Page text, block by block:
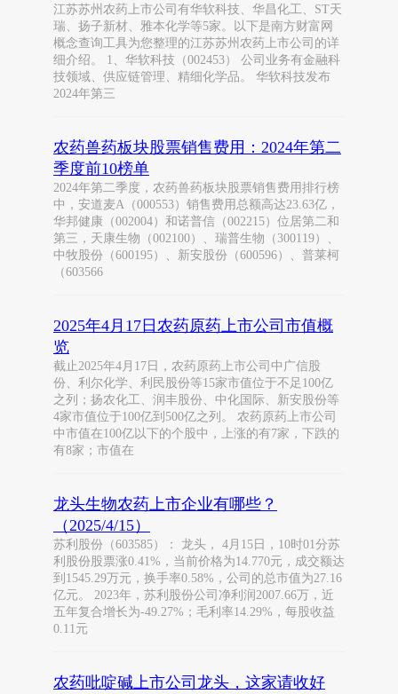
江苏苏州农药上市公司有华软科技、华昌化工、ST天
瑞、扬子新材、雅本化学等5家。以下是南方财富网
概念查询工具为您整理的江苏苏州农药上市公司的详
细介绍。 1、华软科技（002453） 公司业务有金融科
技领域、供应链管理、精细化学品。 华软科技发布
2024年第三
农药兽药板块股票销售费用：2024年第二
季度前10榜单
2024年第二季度，农药兽药板块股票销售费用排行榜
中，安道麦A（000553）销售费用总额高达23.63亿，
华邦健康（002004）和诺普信（002215）位居第二和
第三，天康生物（002100）、瑞普生物（300119）、
中牧股份（600195）、新安股份（600596）、普莱柯
（603566
2025年4月17日农药原药上市公司市值概
览
截止2025年4月17日，农药原药上市公司中广信股
份、利尔化学、利民股份等15家市值位于不足100亿
之列；扬农化工、润丰股份、中化国际、新安股份等
4家市值位于100亿到500亿之列。 农药原药上市公司
中市值在100亿以下的个股中，上涨的有7家，下跌的
有8家；市值在
龙头生物农药上市企业有哪些？
（2025/4/15）
苏利股份（603585）： 龙头， 4月15日，10时01分苏
利股份股票涨0.41%，当前价格为14.770元，成交额达
到1545.29万元，换手率0.58%，公司的总市值为27.16
亿元。 2023年，苏利股份公司净利润2007.66万，近
五年复合增长为-49.27%；毛利率14.29%，每股收益
0.11元
农药吡啶碱上市公司龙头，这家请收好